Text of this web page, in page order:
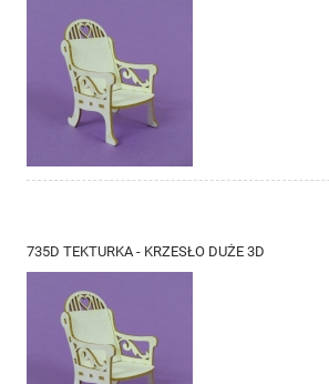
735D TEKTURKA - KRZESŁO DUŻE 3D